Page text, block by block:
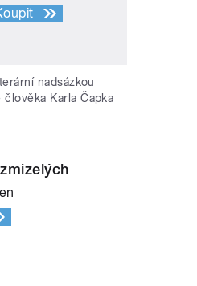
nadsázkou
Karla Čapka